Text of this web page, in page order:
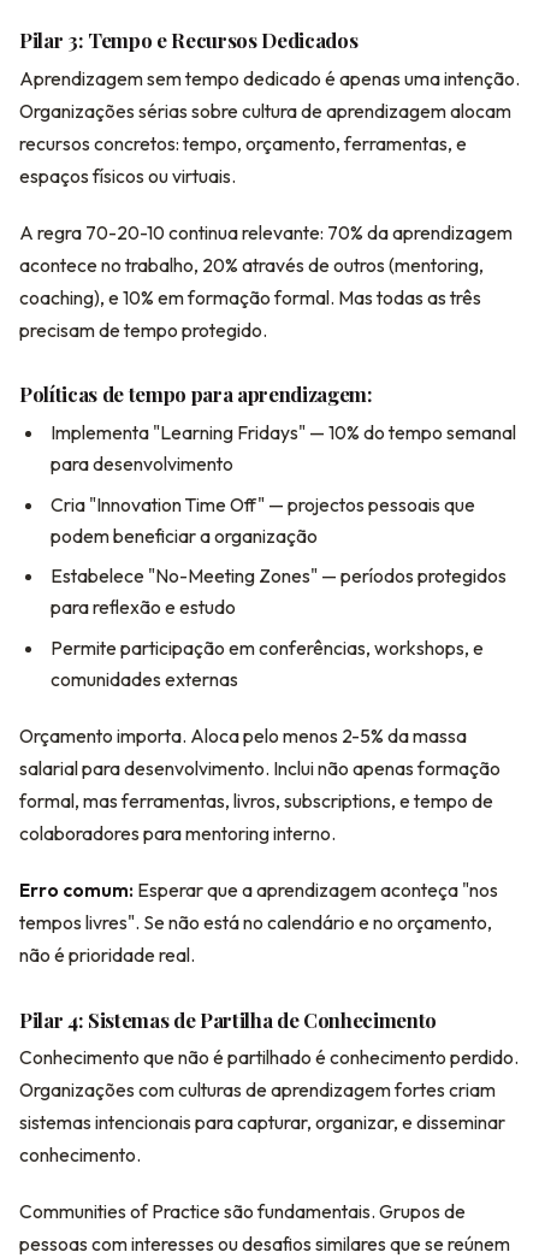
Pilar 3: Tempo e Recursos Dedicados
Aprendizagem sem tempo dedicado é apenas uma intenção.
Organizações sérias sobre cultura de aprendizagem alocam
recursos concretos: tempo, orçamento, ferramentas, e
espaços físicos ou virtuais.
A regra 70-20-10 continua relevante: 70% da aprendizagem
acontece no trabalho, 20% através de outros (mentoring,
coaching), e 10% em formação formal. Mas todas as três
precisam de tempo protegido.
Políticas de tempo para aprendizagem:
Implementa "Learning Fridays" — 10% do tempo semanal
para desenvolvimento
Cria "Innovation Time Off" — projectos pessoais que
podem beneficiar a organização
Estabelece "No-Meeting Zones" — períodos protegidos
para reflexão e estudo
Permite participação em conferências, workshops, e
comunidades externas
Orçamento importa. Aloca pelo menos 2-5% da massa
salarial para desenvolvimento. Inclui não apenas formação
formal, mas ferramentas, livros, subscriptions, e tempo de
colaboradores para mentoring interno.
Erro comum: Esperar que a aprendizagem aconteça "nos
tempos livres". Se não está no calendário e no orçamento,
não é prioridade real.
Pilar 4: Sistemas de Partilha de Conhecimento
Conhecimento que não é partilhado é conhecimento perdido.
Organizações com culturas de aprendizagem fortes criam
sistemas intencionais para capturar, organizar, e disseminar
conhecimento.
Communities of Practice são fundamentais. Grupos de
pessoas com interesses ou desafios similares que se reúnem